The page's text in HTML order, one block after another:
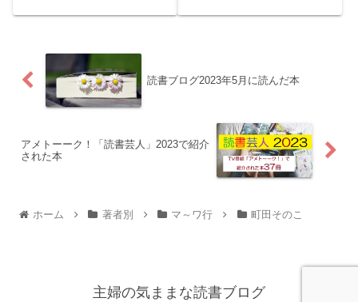
を持ち、アート小説で名高い
か終わる恋をしていた私。
んにちは、くまりすです。今
イ...
読書ブログ2023年5月に読んだ本
アメトーーク！「読書芸人」2023で紹介
された本
ホーム 著者別 マ～ワ行 町田そのこ
主婦の気ままな読書ブログ